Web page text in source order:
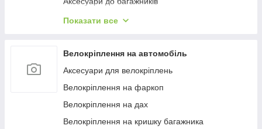
Багажиці в штатне місце
Багажиці на інтегровані рейлінги
Багажники на водості
Показати все
Велокріплення на автомобіль
Аксесуари для велокріплень
Велокріплення на фаркоп
Велокріплення на дах
Велокріплення на кришку багажника